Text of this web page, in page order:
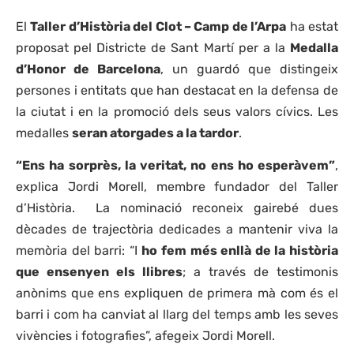
ElTaller d’Història del Clot – Camp de l’Arpa ha estat
proposat pel Districte de Sant Martí per a la Medalla
d’Honor de Barcelona, un guardó que distingeix
persones i entitats que han destacat en la defensa de
la ciutat i en la promoció dels seus valors cívics. Les
medalles seran atorgades a la tardor.
“Ens ha sorprès, la veritat, no ens ho esperàvem”,
explica Jordi Morell, membre fundador del Taller
d’Història. La nominació reconeix gairebé dues
dècades de trajectòria dedicades a mantenir viva la
memòria del barri: “I ho fem més enllà de la història
que ensenyen els llibres; a través de testimonis
anònims que ens expliquen de primera mà com és el
barri i com ha canviat al llarg del temps amb les seves
vivències i fotografies”, afegeix Jordi Morell.